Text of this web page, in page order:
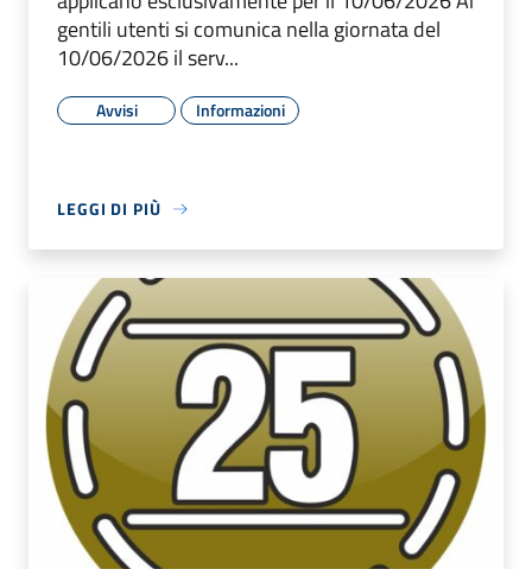
gentili utenti si comunica nella giornata del
10/06/2026 il serv...
Avvisi Informazioni
LEGGI DI PIÙ